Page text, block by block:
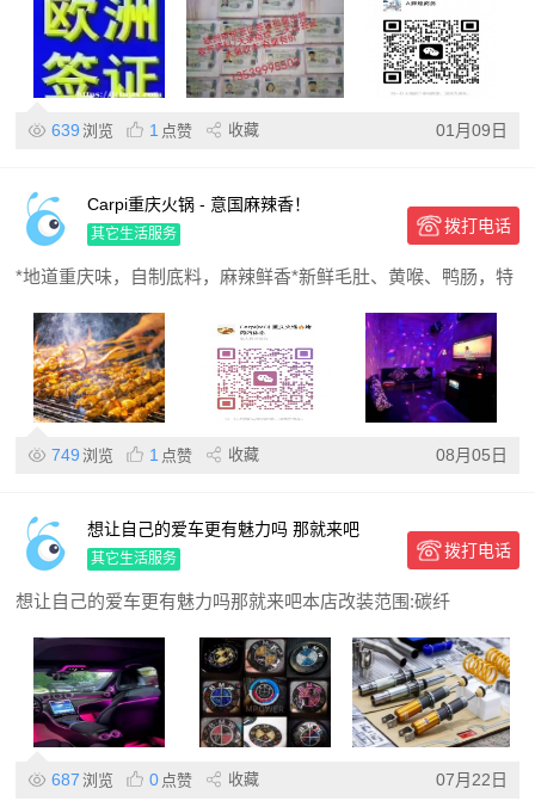
639 浏览 1 点赞 收藏 01月09日
Carpi重庆火锅 - 意国麻辣香！
其它生活服务 拨打电话
*地道重庆味，自制底料，麻辣鲜香*新鲜毛肚、黄喉、鸭肠，特
749 浏览 1 点赞 收藏 08月05日
想让自己的爱车更有魅力吗 那就来吧
其它生活服务 拨打电话
想让自己的爱车更有魅力吗那就来吧本店改装范围:碳纤
687 浏览 0 点赞 收藏 07月22日